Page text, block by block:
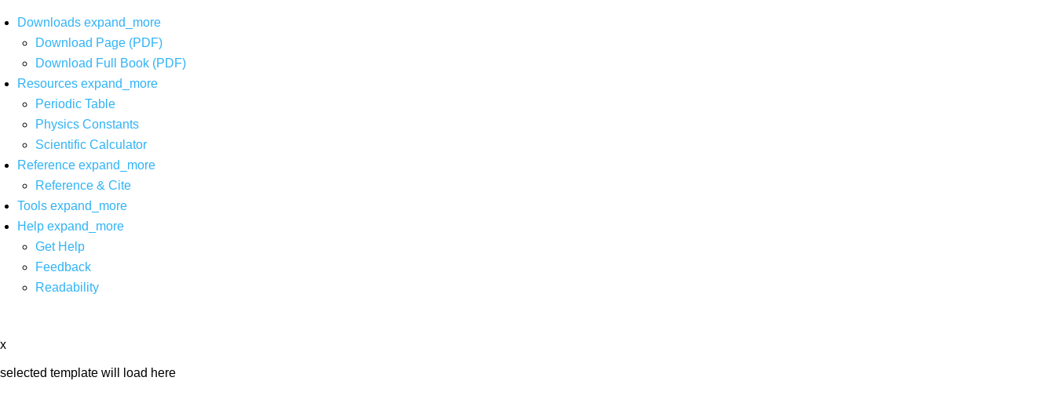
Downloads expand_more
Download Page (PDF)
Download Full Book (PDF)
Resources expand_more
Periodic Table
Physics Constants
Scientific Calculator
Reference expand_more
Reference & Cite
Tools expand_more
Help expand_more
Get Help
Feedback
Readability
x
selected template will load here